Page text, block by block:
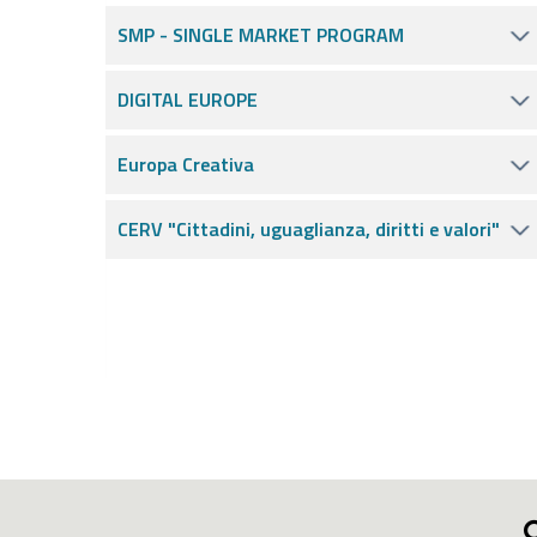
SMP - SINGLE MARKET PROGRAM
DIGITAL EUROPE
Europa Creativa
CERV "Cittadini, uguaglianza, diritti e valori"